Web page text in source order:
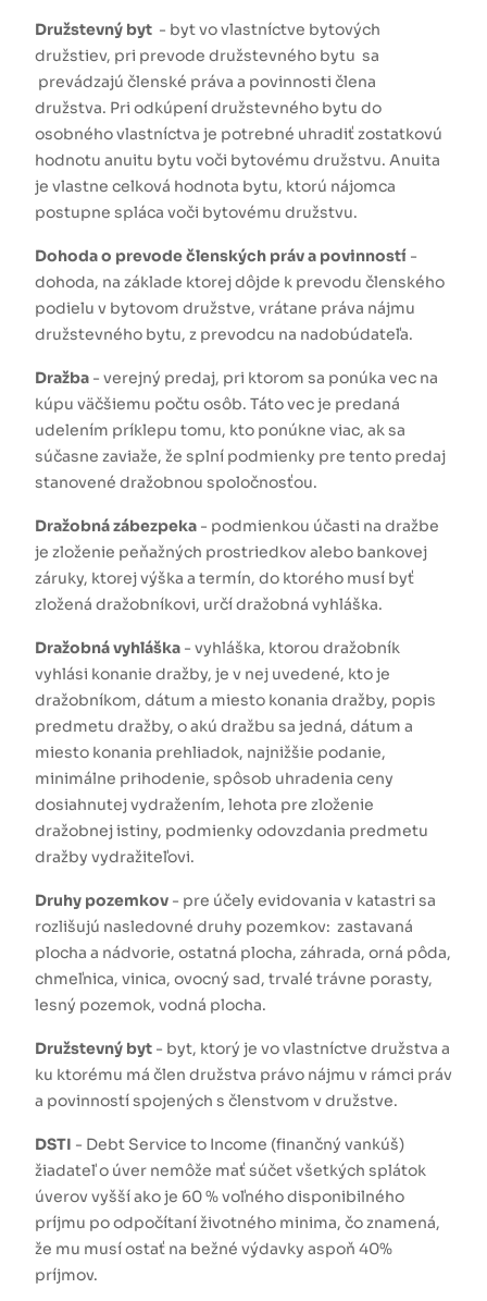
Družstevný byt - byt vo vlastníctve bytových
družstiev, pri prevode družstevného bytu sa
prevádzajú členské práva a povinnosti člena
družstva. Pri odkúpení družstevného bytu do
osobného vlastníctva je potrebné uhradiť zostatkovú
hodnotu anuitu bytu voči bytovému družstvu. Anuita
je vlastne celková hodnota bytu, ktorú nájomca
postupne spláca voči bytovému družstvu.
Dohoda o prevode členských práv a povinností -
dohoda, na základe ktorej dôjde k prevodu členského
podielu v bytovom družstve, vrátane práva nájmu
družstevného bytu, z prevodcu na nadobúdateľa.
Dražba - verejný predaj, pri ktorom sa ponúka vec na
kúpu väčšiemu počtu osôb. Táto vec je predaná
udelením príklepu tomu, kto ponúkne viac, ak sa
súčasne zaviaže, že splní podmienky pre tento predaj
stanovené dražobnou spoločnosťou.
Dražobná zábezpeka - podmienkou účasti na dražbe
je zloženie peňažných prostriedkov alebo bankovej
záruky, ktorej výška a termín, do ktorého musí byť
zložená dražobníkovi, určí dražobná vyhláška.
Dražobná vyhláška - vyhláška, ktorou dražobník
vyhlási konanie dražby, je v nej uvedené, kto je
dražobníkom, dátum a miesto konania dražby, popis
predmetu dražby, o akú dražbu sa jedná, dátum a
miesto konania prehliadok, najnižšie podanie,
minimálne prihodenie, spôsob uhradenia ceny
dosiahnutej vydražením, lehota pre zloženie
dražobnej istiny, podmienky odovzdania predmetu
dražby vydražiteľovi.
Druhy pozemkov - pre účely evidovania v katastri sa
rozlišujú nasledovné druhy pozemkov: zastavaná
plocha a nádvorie, ostatná plocha, záhrada, orná pôda,
chmeľnica, vinica, ovocný sad, trvalé trávne porasty,
lesný pozemok, vodná plocha.
Družstevný byt - byt, ktorý je vo vlastníctve družstva a
ku ktorému má člen družstva právo nájmu v rámci práv
a povinností spojených s členstvom v družstve.
DSTI - Debt Service to Income (finančný vankúš)
žiadateľ o úver nemôže mať súčet všetkých splátok
úverov vyšší ako je 60 % voľného disponibilného
príjmu po odpočítaní životného minima, čo znamená,
že mu musí ostať na bežné výdavky aspoň 40%
príjmov.